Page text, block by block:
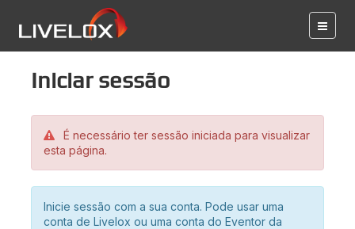
Iniciar sessão
É necessário ter sessão iniciada para visualizar
esta página.
Inicie sessão com a sua conta. Pode usar uma
conta de Livelox ou uma conta do Eventor da